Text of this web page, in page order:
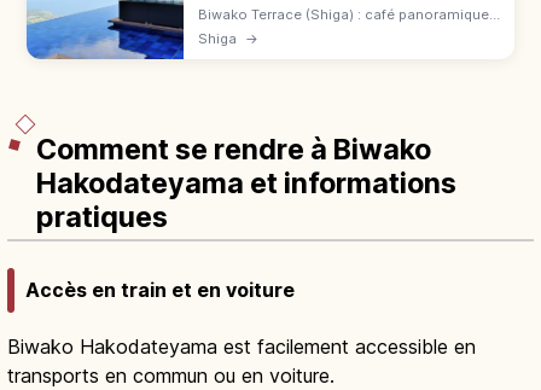
Biwako Terrace (Shiga) : café panoramique
au sommet, vue sur le lac Biwa.
Téléphérique 5 min, Infinity Lounge, Café
Shiga →
Comment se rendre à Biwako
Hakodateyama et informations
pratiques
Accès en train et en voiture
Biwako Hakodateyama est facilement accessible en
transports en commun ou en voiture.